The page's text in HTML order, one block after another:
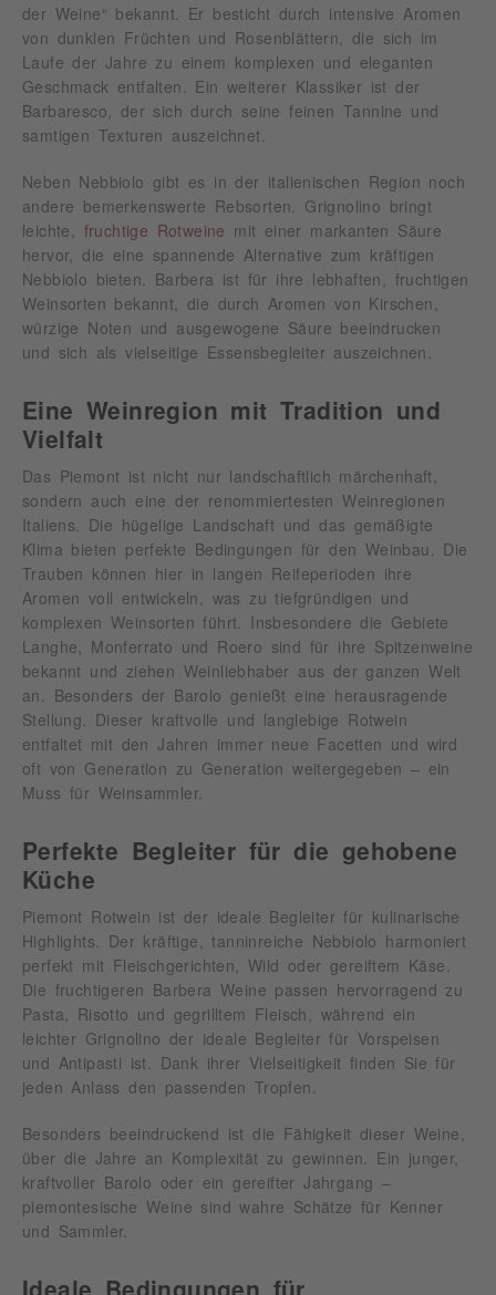
der Weine“ bekannt. Er besticht durch intensive Aromen
von dunklen Früchten und Rosenblättern, die sich im
Laufe der Jahre zu einem komplexen und eleganten
Geschmack entfalten. Ein weiterer Klassiker ist der
Barbaresco, der sich durch seine feinen Tannine und
samtigen Texturen auszeichnet.
Neben Nebbiolo gibt es in der italienischen Region noch
andere bemerkenswerte Rebsorten. Grignolino bringt
leichte, fruchtige Rotweine
mit einer markanten Säure
hervor, die eine spannende Alternative zum kräftigen
Nebbiolo bieten. Barbera ist für ihre lebhaften, fruchtigen
Weinsorten bekannt, die durch Aromen von Kirschen,
würzige Noten und ausgewogene Säure beeindrucken
und sich als vielseitige Essensbegleiter auszeichnen.
Eine Weinregion mit Tradition und
Vielfalt
Das Piemont ist nicht nur landschaftlich märchenhaft,
sondern auch eine der renommiertesten Weinregionen
Italiens. Die hügelige Landschaft und das gemäßigte
Klima bieten perfekte Bedingungen für den Weinbau. Die
Trauben können hier in langen Reifeperioden ihre
Aromen voll entwickeln, was zu tiefgründigen und
komplexen Weinsorten führt. Insbesondere die Gebiete
Langhe, Monferrato und Roero sind für ihre Spitzenweine
bekannt und ziehen Weinliebhaber aus der ganzen Welt
an. Besonders der Barolo genießt eine herausragende
Stellung. Dieser kraftvolle und langlebige Rotwein
entfaltet mit den Jahren immer neue Facetten und wird
oft von Generation zu Generation weitergegeben – ein
Muss für Weinsammler.
Perfekte Begleiter für die gehobene
Küche
Piemont Rotwein ist der ideale Begleiter für kulinarische
Highlights. Der kräftige, tanninreiche Nebbiolo harmoniert
perfekt mit Fleischgerichten, Wild oder gereiftem Käse.
Die fruchtigeren Barbera Weine passen hervorragend zu
Pasta, Risotto und gegrilltem Fleisch, während ein
leichter Grignolino der ideale Begleiter für Vorspeisen
und Antipasti ist. Dank ihrer Vielseitigkeit finden Sie für
jeden Anlass den passenden Tropfen.
Besonders beeindruckend ist die Fähigkeit dieser Weine,
über die Jahre an Komplexität zu gewinnen. Ein junger,
kraftvoller Barolo oder ein gereifter Jahrgang –
piemontesische Weine sind wahre Schätze für Kenner
und Sammler.
Ideale Bedingungen für